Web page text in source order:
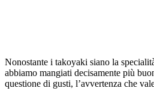
Nonostante i takoyaki siano la
abbiamo mangiati decisamente più
questione di gusti, l’avvertenza che